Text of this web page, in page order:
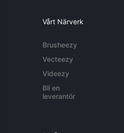
Vårt Närverk
Brusheezy
Vecteezy
Videezy
Bli en
leverantör